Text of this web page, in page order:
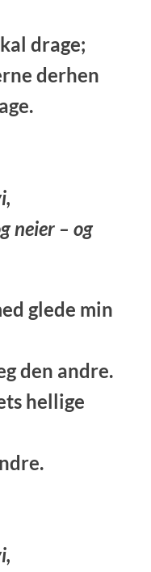
drage;
derhen
neier – og
glede min
den andre.
hellige